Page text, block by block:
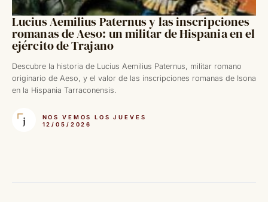
Lucius Aemilius Paternus y las inscripciones
romanas de Aeso: un militar de Hispania en el
ejército de Trajano
Descubre la historia de Lucius Aemilius Paternus, militar romano
originario de Aeso, y el valor de las inscripciones romanas de Isona
en la Hispania Tarraconensis.
NOS VEMOS LOS JUEVES
12/05/2026